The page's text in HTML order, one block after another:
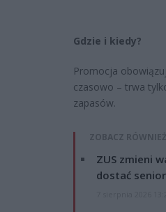
Gdzie i kiedy?
Promocja
czasowo – trwa
zapasów.
ZOBACZ RÓWNIEŻ:
ZUS zmieni
dostać